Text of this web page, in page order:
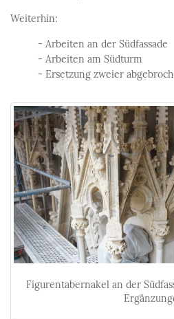
Weiterhin:
- Arbeiten an der Südfassade
- Arbeiten am Südturm
- Ersetzung zweier
Figurentabernakel an der